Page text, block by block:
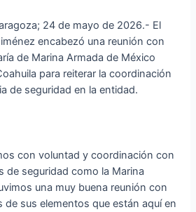
24 de mayo de 2026.- El
encabezó una reunión con
de Marina Armada de México
para reiterar la coordinación
de seguridad en la entidad.
con voluntad y coordinación con
de seguridad como la Marina
una muy buena reunión con
de sus elementos que están aquí en